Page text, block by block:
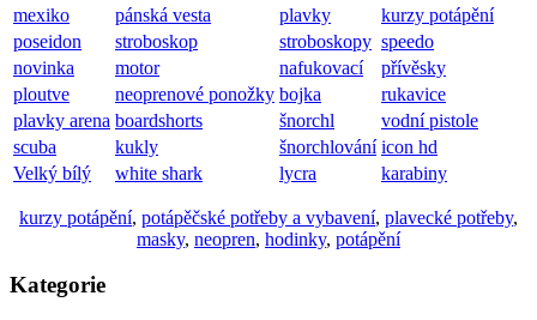
mexiko
pánská vesta plavky
kurzy potápění
poseidon
stroboskop stroboskopy speedo
novinka
motor nafukovací
přívěsky
ploutve
neoprenové ponožky bojka
rukavice
plavky arena boardshorts šnorchl
vodní pistole
scuba
kukly šnorchlování icon hd
Velký bílý
white shark lycra karabiny
kurzy potápění, potápěčské potřeby a vybavení, plavecké potřeby,
masky, neopren, hodinky, potápění
Kategorie